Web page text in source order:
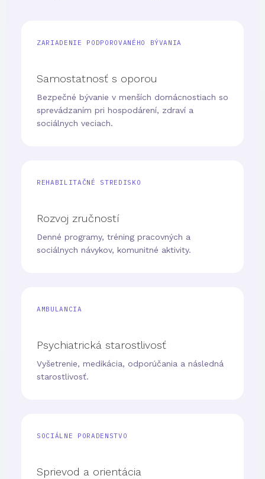
ZARIADENIE PODPOROVANÉHO BÝVANIA
Samostatnosť s oporou
Bezpečné bývanie v menších domácnostiach so
sprevádzaním pri hospodárení, zdraví a
sociálnych veciach.
REHABILITAČNÉ STREDISKO
Rozvoj zručností
Denné programy, tréning pracovných a
sociálnych návykov, komunitné aktivity.
AMBULANCIA
Psychiatrická starostlivosť
Vyšetrenie, medikácia, odporúčania a následná
starostlivosť.
SOCIÁLNE PORADENSTVO
Sprievod a orientácia